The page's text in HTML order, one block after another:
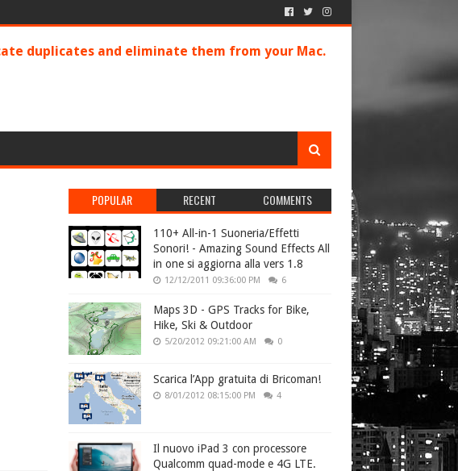
duplicates and eliminate them from your Mac.
POPULAR RECENT COMMENTS
110+ All-in-1 Suoneria/Effetti
Sonori! - Amazing Sound Effects All
in one si aggiorna alla vers 1.8
12/12/2011 09:36:00 PM 6
Maps 3D - GPS Tracks for Bike,
Hike, Ski & Outdoor
5/20/2012 09:21:00 AM 0
Scarica l’App gratuita di Bricoman!
8/01/2012 08:15:00 PM 4
Il nuovo iPad 3 con processore
Qualcomm quad-mode e 4G LTE.